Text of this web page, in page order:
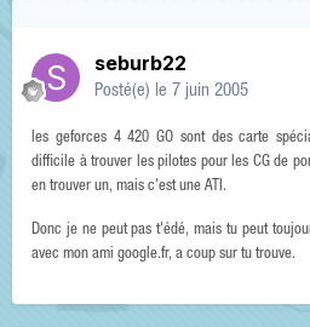
seburb22
Posté(e) le 7 juin 2005
les geforces 4 420 GO sont des carte
difficile à trouver les pilotes pour les CG de
en trouver un, mais c'est une ATI.
Donc je ne peut pas t'édé, mais tu peut
avec mon ami google.fr, a coup sur tu trouve.